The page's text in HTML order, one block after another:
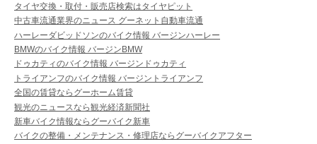
タイヤ交換・取付・販売店検索はタイヤピット
中古車流通業界のニュース グーネット自動車流通
ハーレーダビッドソンのバイク情報 バージンハーレー
BMWのバイク情報 バージンBMW
ドゥカティのバイク情報 バージンドゥカティ
トライアンフのバイク情報 バージントライアンフ
全国の賃貸ならグーホーム賃貸
観光のニュースなら観光経済新聞社
新車バイク情報ならグーバイク新車
バイクの整備・メンテナンス・修理店ならグーバイクアフター